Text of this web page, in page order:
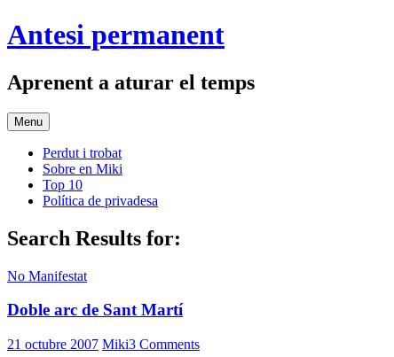
Skip
to
Antesi permanent
Aprenent a aturar el temps
Menu
Perdut i trobat
Sobre en Miki
Top 10
Política de privadesa
Search Results for:
No Manifestat
Doble arc de Sant Martí
21 octubre 2007 Miki3 Comments